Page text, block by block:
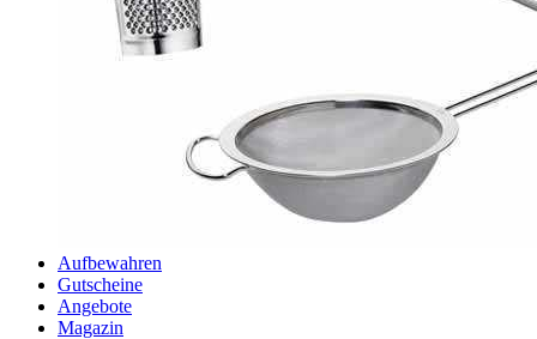
Aufbewahren
Gutscheine
Angebote
Magazin